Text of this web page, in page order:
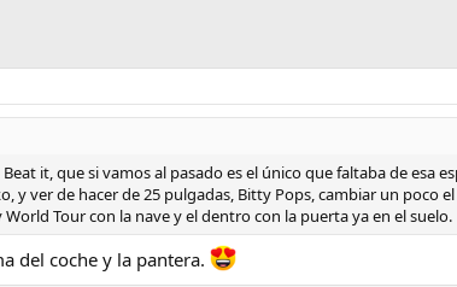
it, que si vamos al pasado es el único que faltaba de esa
y ver de hacer de 25 pulgadas, Bitty Pops, cambiar un poco
Tour con la nave y el dentro con la puerta ya en el suelo.
del coche y la pantera.